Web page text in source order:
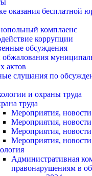
оказания бесплатной
комплаенс
коррупции
обсуждения
обжалования
актов
слушания по
и охраны труда
труда
Мероприятия,
Мероприятия,
Мероприятия,
Мероприятия,
Административная
правонарушениям в